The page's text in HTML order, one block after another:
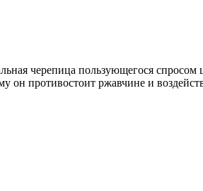
черепица пользующегося спросом
противостоит ржавчине и